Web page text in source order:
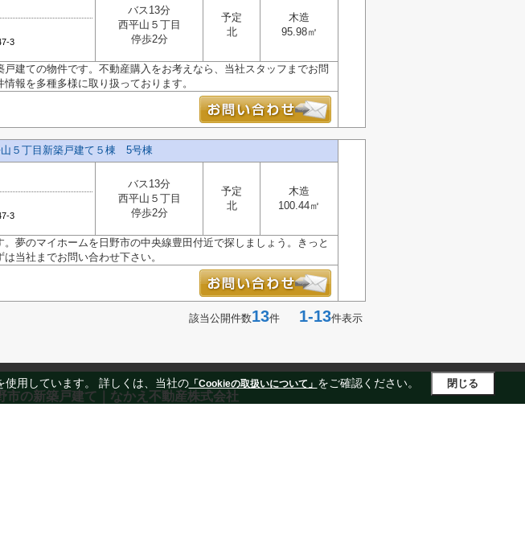
3
バス13分
西平山５丁目
停歩2分
予定
北
木造
95.98㎡
建ての物件です。不動産購入をお考えなら、当社スタッフまでお問
報を多種多様に取り扱っております。
山５丁目新築戸建て５棟 5号棟
3
バス13分
西平山５丁目
停歩2分
予定
北
木造
100.44㎡
夢のマイホームを日野市の中央線豊田付近で探しましょう。きっと
当社までお問い合わせ下さい。
該当公開件数13件 1-13件表示
市の新築戸建て｜なかえ不動産株式会社
用しています。 詳しくは、当社の「Cookieの取扱いについて」 をご確認ください。 閉じる